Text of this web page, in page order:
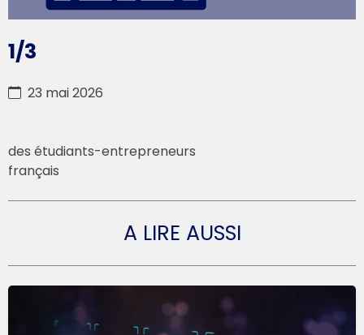
1/3
23 mai 2026
des étudiants-entrepreneurs
français
A LIRE AUSSI